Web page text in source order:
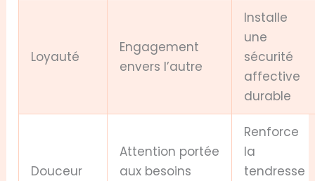
Loyauté
Engagement
envers l’autre
Installe
une
sécurité
affective
durable
Douceur
Attention portée
aux besoins
Renforce
la
tendresse